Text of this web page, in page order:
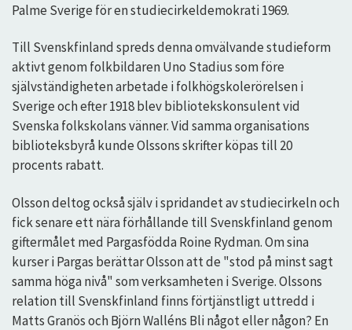
Palme Sverige för en studiecirkeldemokrati 1969.
Till Svenskfinland spreds denna omvälvande studieform
aktivt genom folkbildaren Uno Stadius som före
självständigheten arbetade i folkhögskolerörelsen i
Sverige och efter 1918 blev bibliotekskonsulent vid
Svenska folkskolans vänner. Vid samma organisations
biblioteksbyrå kunde Olssons skrifter köpas till 20
procents rabatt.
Olsson deltog också själv i spridandet av studiecirkeln och
fick senare ett nära förhållande till Svenskfinland genom
giftermålet med Pargasfödda Roine Rydman. Om sina
kurser i Pargas berättar Olsson att de "stod på minst sagt
samma höga nivå" som verksamheten i Sverige. Olssons
relation till Svenskfinland finns förtjänstligt uttredd i
Matts Granös och Björn Walléns Bli något eller någon? En